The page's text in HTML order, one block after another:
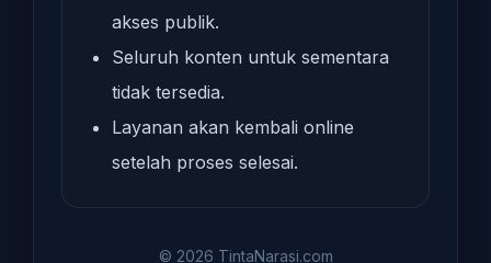
akses publik.
Seluruh konten untuk sementara
tidak tersedia.
Layanan akan kembali online
setelah proses selesai.
© 2026 TintaNarasi.com